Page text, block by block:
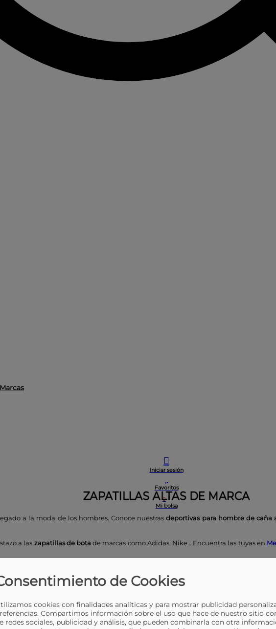
Marcas
Iniciar sesión
Favoritos
0
Mi bolsa
ZAPATILLAS ALTAS DE MARCA
a la moda de los hombres. Conoce nuestrasdeportivas para hombre de caña
a las zapatillas de bota de marcas como Adidas, Nike… Encuentra las tuyas en
tu producto de una forma más sencilla.
Lee mas Lee menos
FILTRAR
de Cookies
cookies con finalidades analíticas y para mostrar publicidad
Compartimos información sobre el uso que hace de nuestro sitio
redes sociales, publicidad y análisis, que pueden combinarla con otra